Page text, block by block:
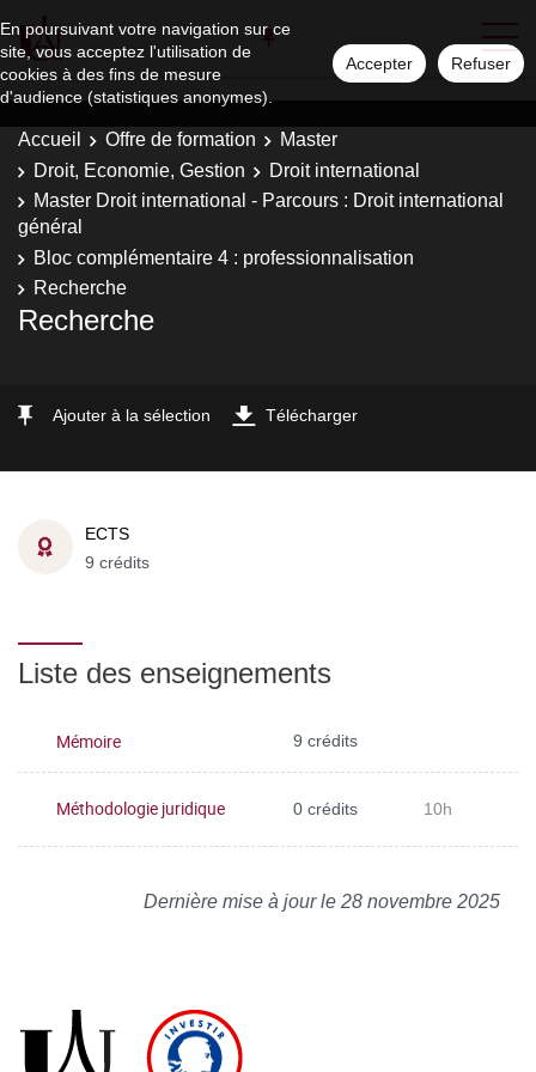
En poursuivant votre navigation sur ce
site, vous acceptez l'utilisation de
cookies à des fins de mesure
d'audience (statistiques anonymes).
Accepter Refuser
Accueil Offre de formation
Master
Droit, Economie, Gestion
Droit international
Master Droit international - Parcours : Droit international
général
Bloc complémentaire 4 : professionnalisation
Recherche
Recherche
Ajouter à la sélection Télécharger
ECTS
9 crédits
Liste des enseignements
Mémoire 9 crédits
Méthodologie juridique 0 crédits 10h
Dernière mise à jour le 28 novembre 2025